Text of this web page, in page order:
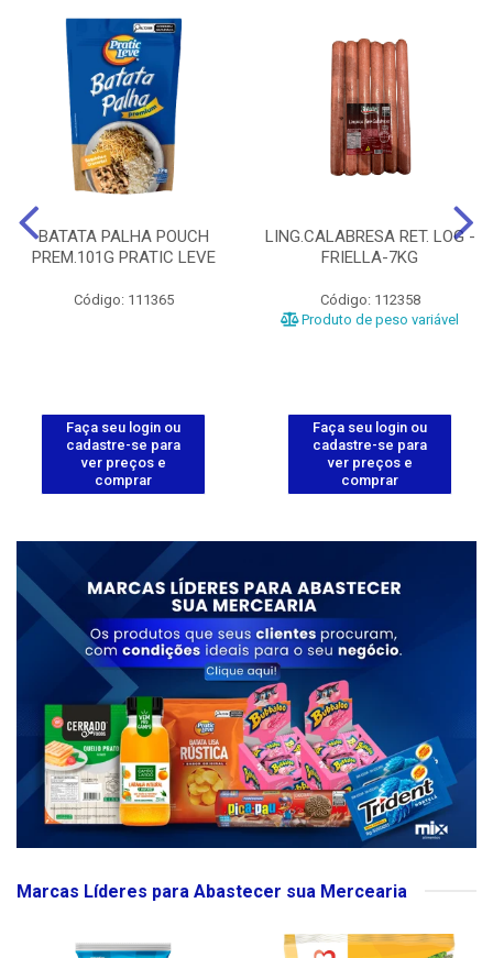
BATATA PALHA POUCH
PREM.101G PRATIC LEVE
Código: 111365
Faça seu login ou
cadastre-se para
ver preços e
comprar
LING.CALABRESA RET. LOG -
FRIELLA-7KG
Código: 112358
Produto de peso variável
Faça seu login ou
cadastre-se para
ver preços e
comprar
Marcas Líderes para Abastecer sua Mercearia